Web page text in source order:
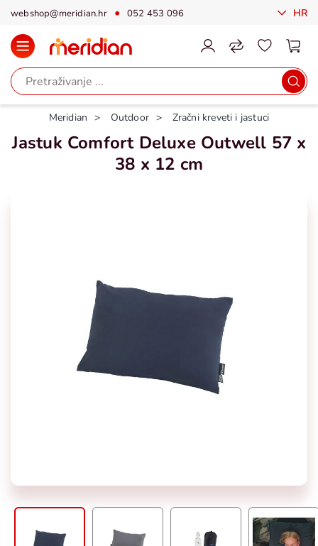
webshop@meridian.hr 052 453 096 HR
Meridian Outdoor Zračni kreveti i jastuci
Jastuk Comfort Deluxe Outwell 57 x
38 x 12 cm